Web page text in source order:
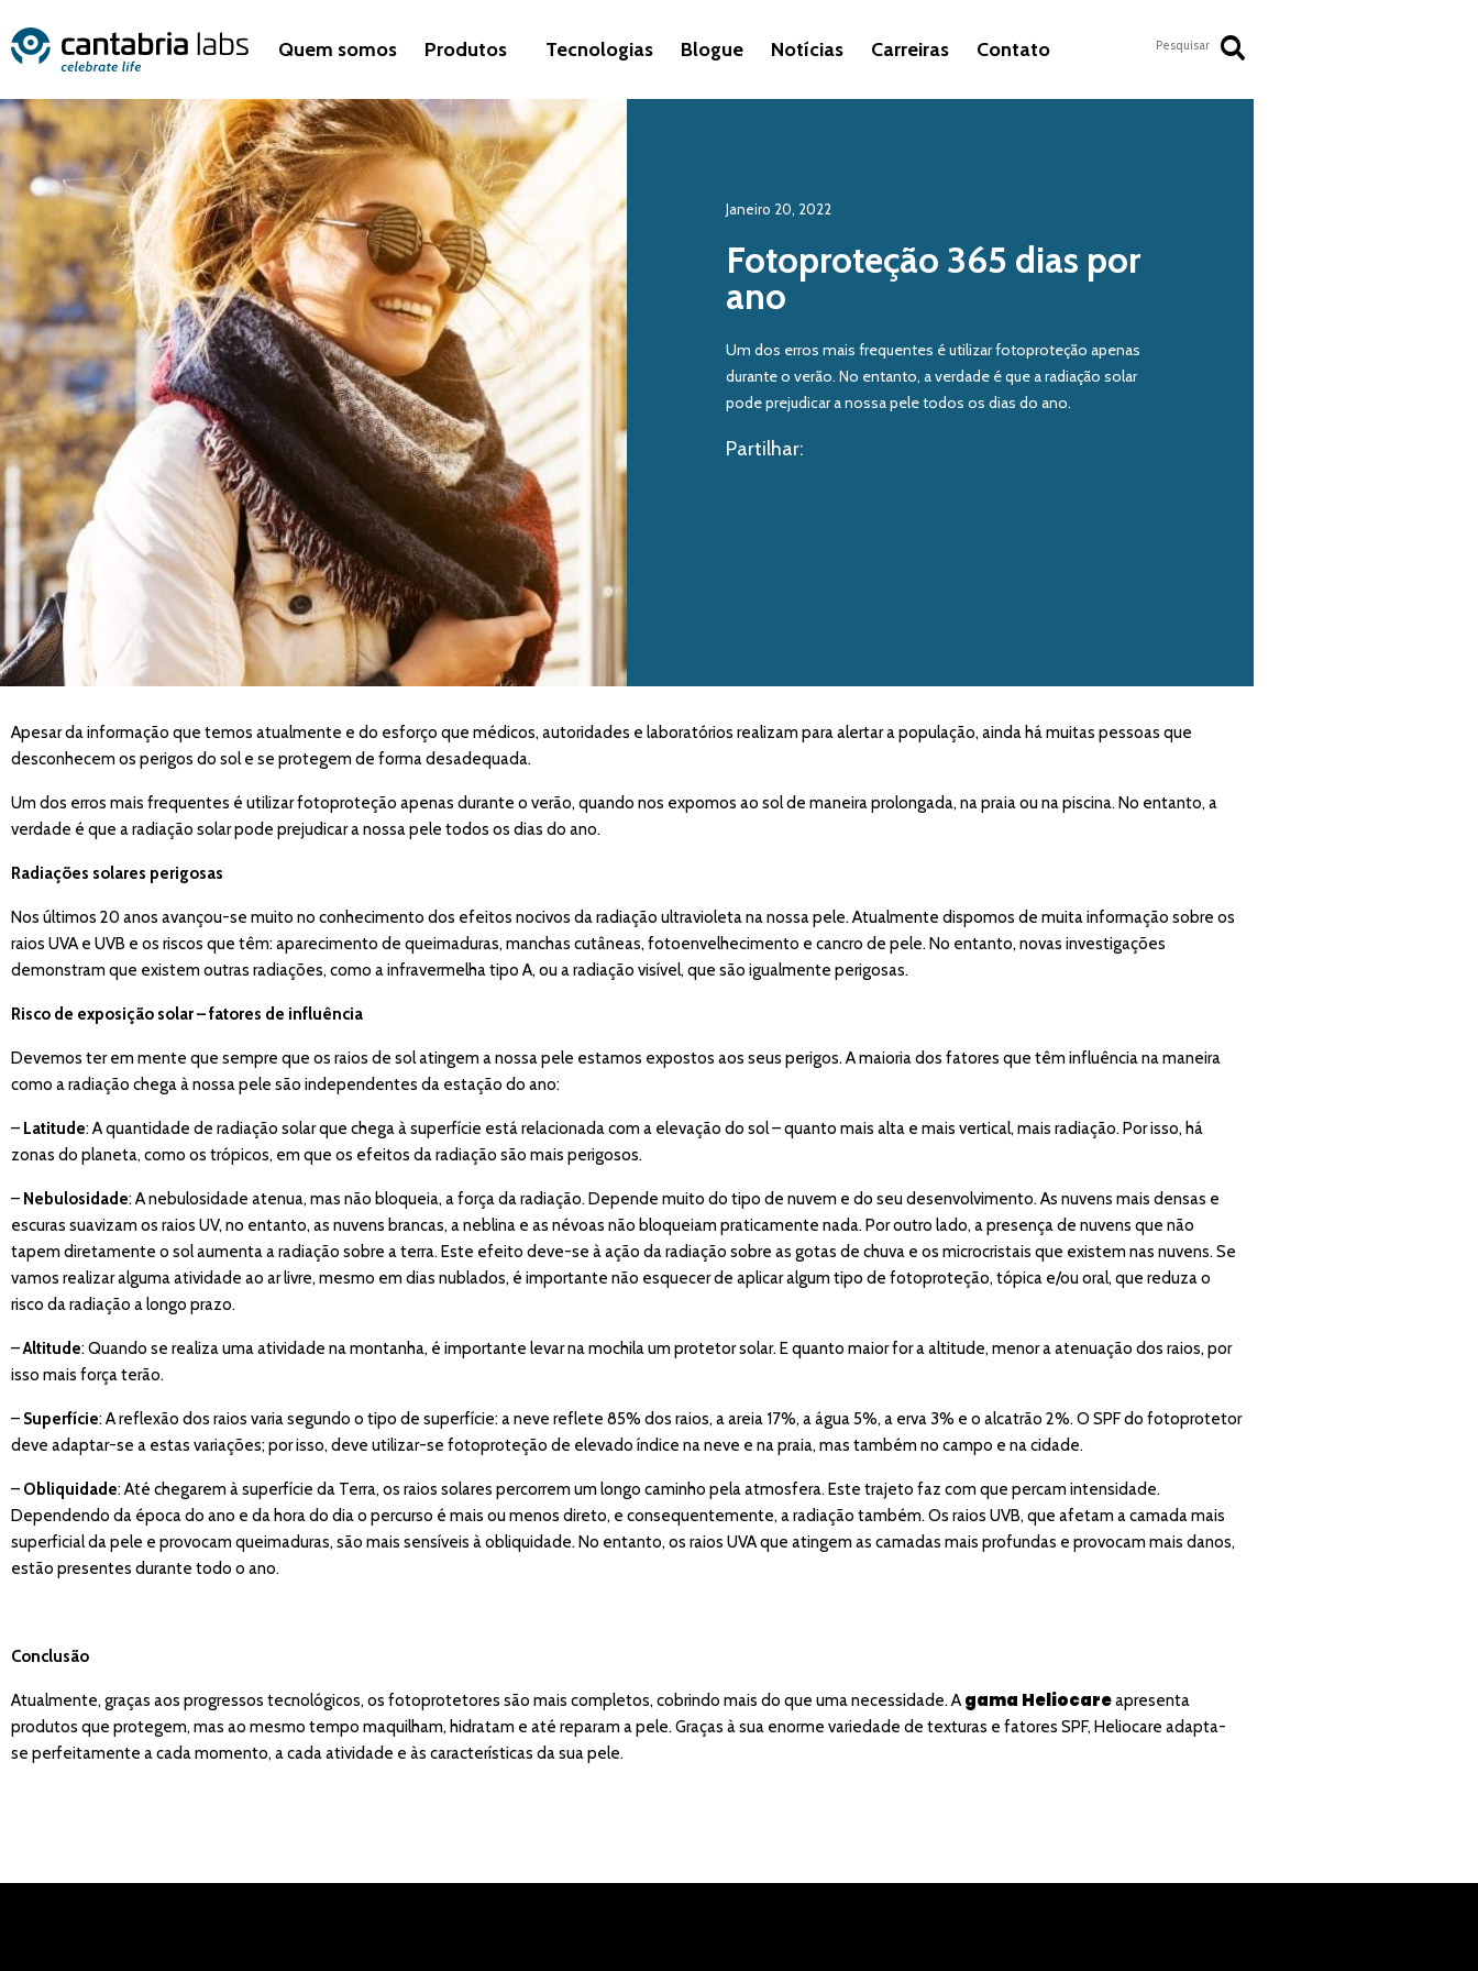
Quem somos Produtos Tecnologias Blogue Notícias Carreiras Contato
Janeiro 20, 2022
Fotoproteção 365 dias por
ano
Um dos erros mais frequentes é utilizar fotoproteção apenas
durante o verão. No entanto, a verdade é que a radiação solar
pode prejudicar a nossa pele todos os dias do ano.
Partilhar:
Apesar da informação que temos atualmente e do esforço que médicos, autoridades e laboratórios realizam para alertar a população, ainda há muitas pessoas que
desconhecem os perigos do sol e se protegem de forma desadequada.
Um dos erros mais frequentes é utilizar fotoproteção apenas durante o verão, quando nos expomos ao sol de maneira prolongada, na praia ou na piscina. No entanto, a
verdade é que a radiação solar pode prejudicar a nossa pele todos os dias do ano.
Radiações solares perigosas
Nos últimos 20 anos avançou-se muito no conhecimento dos efeitos nocivos da radiação ultravioleta na nossa pele. Atualmente dispomos de muita informação sobre os
raios UVA e UVB e os riscos que têm: aparecimento de queimaduras, manchas cutâneas, fotoenvelhecimento e cancro de pele. No entanto, novas investigações
demonstram que existem outras radiações, como a infravermelha tipo A, ou a radiação visível, que são igualmente perigosas.
Risco de exposição solar – fatores de influência
Devemos ter em mente que sempre que os raios de sol atingem a nossa pele estamos expostos aos seus perigos. A maioria dos fatores que têm influência na maneira
como a radiação chega à nossa pele são independentes da estação do ano:
– Latitude: A quantidade de radiação solar que chega à superfície está relacionada com a elevação do sol – quanto mais alta e mais vertical, mais radiação. Por isso, há
zonas do planeta, como os trópicos, em que os efeitos da radiação são mais perigosos.
– Nebulosidade: A nebulosidade atenua, mas não bloqueia, a força da radiação. Depende muito do tipo de nuvem e do seu desenvolvimento. As nuvens mais densas e
escuras suavizam os raios UV, no entanto, as nuvens brancas, a neblina e as névoas não bloqueiam praticamente nada. Por outro lado, a presença de nuvens que não
tapem diretamente o sol aumenta a radiação sobre a terra. Este efeito deve-se à ação da radiação sobre as gotas de chuva e os microcristais que existem nas nuvens. Se
vamos realizar alguma atividade ao ar livre, mesmo em dias nublados, é importante não esquecer de aplicar algum tipo de fotoproteção, tópica e/ou oral, que reduza o
risco da radiação a longo prazo.
–Altitude: Quando se realiza uma atividade na montanha, é importante levar na mochila um protetor solar. E quanto maior for a altitude, menor a atenuação dos raios, por
isso mais força terão.
– Superfície: A reflexão dos raios varia segundo o tipo de superfície: a neve reflete 85% dos raios, a areia 17%, a água 5%, a erva 3% e o alcatrão 2%. O SPF do fotoprotetor
deve adaptar-se a estas variações; por isso, deve utilizar-se fotoproteção de elevado índice na neve e na praia, mas também no campo e na cidade.
– Obliquidade: Até chegarem à superfície da Terra, os raios solares percorrem um longo caminho pela atmosfera. Este trajeto faz com que percam intensidade.
Dependendo da época do ano e da hora do dia o percurso é mais ou menos direto, e consequentemente, a radiação também. Os raios UVB, que afetam a camada mais
superficial da pele e provocam queimaduras, são mais sensíveis à obliquidade. No entanto, os raios UVA que atingem as camadas mais profundas e provocam mais danos,
estão presentes durante todo o ano.
Conclusão
Atualmente, graças aos progressos tecnológicos, os fotoprotetores são mais completos, cobrindo mais do que uma necessidade. A gama Heliocareapresenta
produtos que protegem, mas ao mesmo tempo maquilham, hidratam e até reparam a pele. Graças à sua enorme variedade de texturas e fatores SPF, Heliocare adapta-
se perfeitamente a cada momento, a cada atividade e às características da sua pele.